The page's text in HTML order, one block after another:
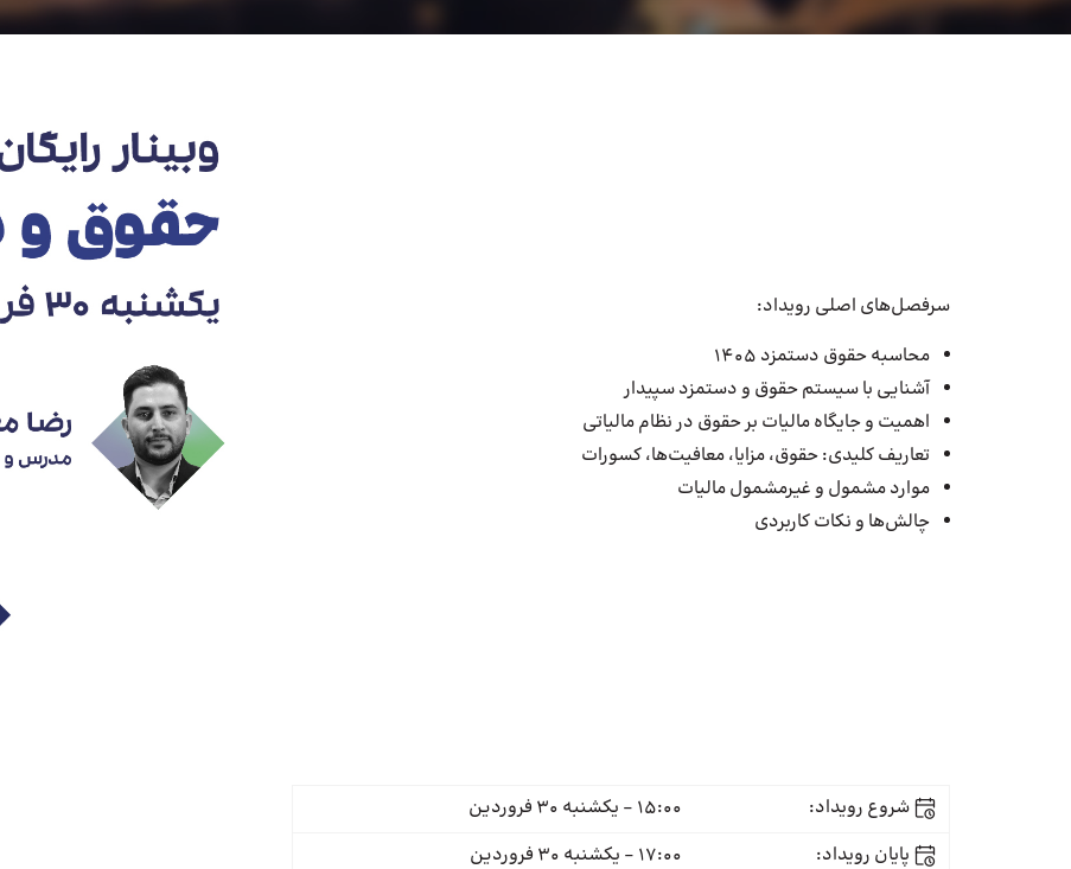
سرفصل‌های اصلی رویداد:
محاسبه حقوق دستمزد 1405
آشنایی با سیستم حقوق و دستمزد سپیدار
اهمیت و جایگاه مالیات بر حقوق در نظام مالیاتی
تعاریف کلیدی: حقوق، مزایا، معافیت‌ها، کسورات
موارد مشمول و غیرمشمول مالیات
چالش‌ها و نکات کاربردی
شروع رویداد:
15:00 - یکشنبه 30 فروردین
پایان رویداد:
17:00 - یکشنبه 30 فروردین